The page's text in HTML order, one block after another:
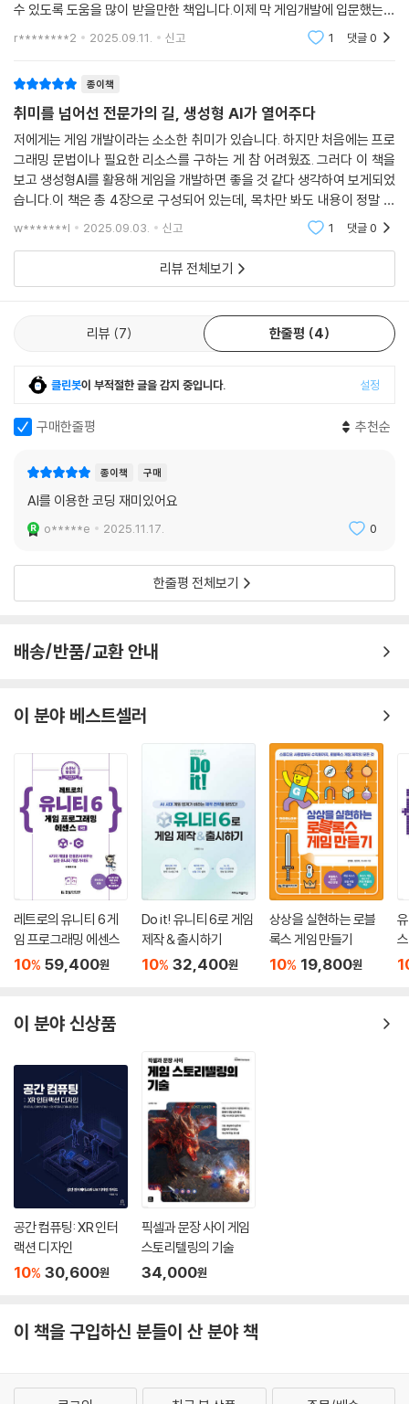
수 있도록 도움을 많이 받을만한 책입니다.이제 막 게임개발에 입문했는데
어떻게 해야할지 망설이시는 분들을 위해서 1장부터 차근차근 쉽게 설명
r********2 2025.09.11. 신고 1 댓글0
종이책
취미를 넘어선 전문가의 길, 생성형 AI가 열어주다
저에게는 게임 개발이라는 소소한 취미가 있습니다. 하지만 처음에는 프로
그래밍 문법이나 필요한 리소스를 구하는 게 참 어려웠죠. 그러다 이 책을
보고 생성형AI를 활용해 게임을 개발하면 좋을 것 같다 생각하여 보게되었
습니다.이 책은 총 4장으로 구성되어 있는데, 목차만 봐도 내용이 정말 알
찼습니다. 2D 게임만 만들어본 저에게 3D 게임 도전의 욕심을 불러일으킬
w*******l 2025.09.03. 신고 1 댓글0
리뷰 전체보기
리뷰 7 한줄평 4
클린봇이 부적절한 글을 감지 중입니다. 설정
구매한줄평 추천순
종이책 구매
AI를 이용한 코딩 재미있어요
o*****e 2025.11.17. 0
한줄평 전체보기
배송/반품/교환 안내
이 분야 베스트셀러
레트로의 유니티 6 게
임 프로그래밍 에센스
10% 59,400원
Do it! 유니티 6로 게임
제작 & 출시하기
10% 32,400원
상상을 실현하는 로블
록스 게임 만들기
10% 19,800원
이 분야 신상품
공간 컴퓨팅: XR 인터
랙션 디자인
10% 30,600원
픽셀과 문장 사이 게임
스토리텔링의 기술
34,000원
이 책을 구입하신 분들이 산 분야 책